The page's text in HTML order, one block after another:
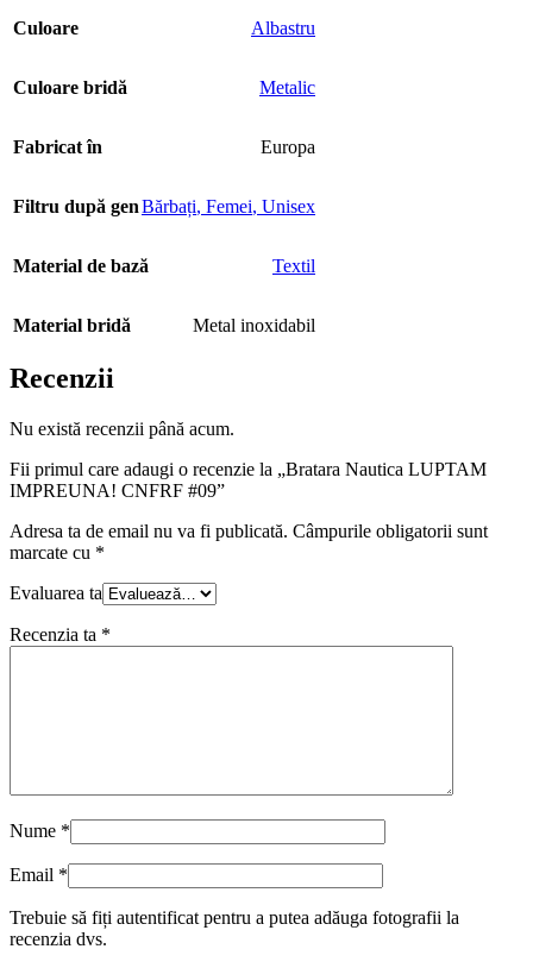
Culoare Albastru
Culoare bridă Metalic
Fabricat în Europa
Filtru după genBărbați, Femei, Unisex
Material de bază Textil
Material bridă Metal inoxidabil
Recenzii
Nu există recenzii până acum.
Fii primul care adaugi o recenzie la „Bratara Nautica LUPTAM
IMPREUNA! CNFRF #09”
Adresa ta de email nu va fi publicată. Câmpurile obligatorii sunt
marcate cu *
Evaluarea ta
Recenzia ta *
Nume *
Email *
Trebuie să fiți autentificat pentru a putea adăuga fotografii la
recenzia dvs.